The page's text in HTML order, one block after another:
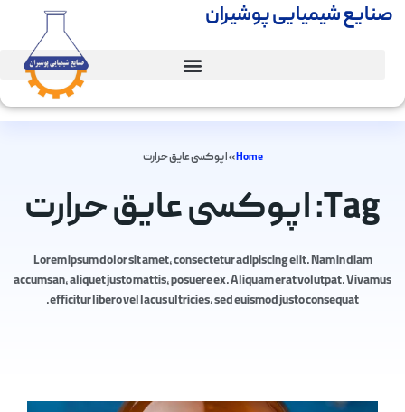
صنایع شیمیایی پوشیران
Home
»اپوکسی عایق حرارت
Tag: اپوکسی عایق حرارت
Lorem ipsum dolor sit amet, consectetur adipiscing elit. Nam in diam
accumsan, aliquet justo mattis, posuere ex. Aliquam erat volutpat. Vivamus
efficitur libero vel lacus ultricies, sed euismod justo consequat.